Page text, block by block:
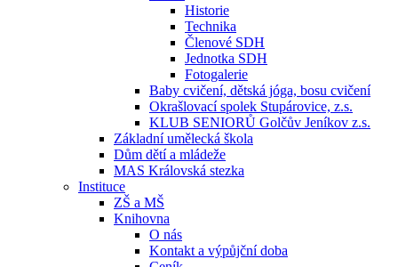
Historie
Technika
Členové SDH
Jednotka SDH
Fotogalerie
Baby cvičení, dětská jóga, bosu cvičení
Okrašlovací spolek Stupárovice, z.s.
KLUB SENIORŮ Golčův Jeníkov z.s.
Základní umělecká škola
Dům dětí a mládeže
MAS Královská stezka
Instituce
ZŠ a MŠ
Knihovna
O nás
Kontakt a výpůjční doba